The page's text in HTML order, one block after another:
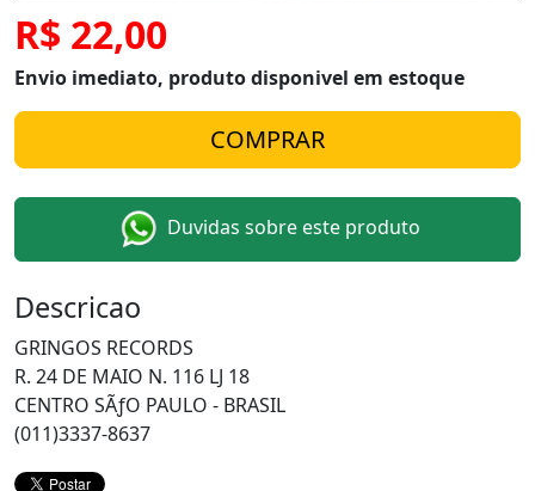
R$ 22,00
Envio imediato, produto disponivel em estoque
Duvidas sobre este produto
Descricao
GRINGOS RECORDS
R. 24 DE MAIO N. 116 LJ 18
CENTRO SÃƒO PAULO - BRASIL
(011)3337-8637